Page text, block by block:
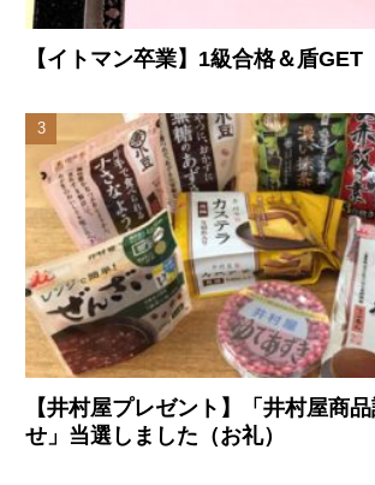
【イトマン卒業】1級合格＆盾GET
【井村屋プレゼント】「井村屋商
せ」当選しました（お礼）